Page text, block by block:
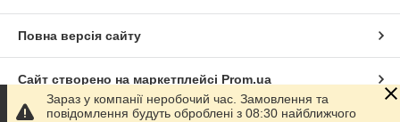
Повна версія сайту
Сайт створено на маркетплейсі Prom.ua
Зараз у компанії неробочий час. Замовлення та
повідомлення будуть оброблені з 08:30 найближчого